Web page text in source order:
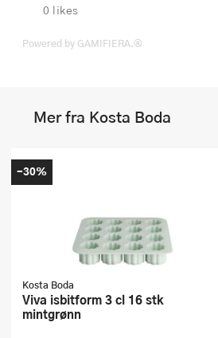
0 likes
Powered by GAMIFIERA.®
Mer fra Kosta Boda
Kosta Boda
Viva isbitform 3 cl 16 stk
mintgrønn
-30%